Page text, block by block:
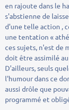
en rajoute dans le
s'abstienne de
d'une telle action ,
une tentation «
ces sujets, n'est de
doit être assimilé
D'ailleurs, seuls
l'humour dans ce
aussi drôle que
programmé et